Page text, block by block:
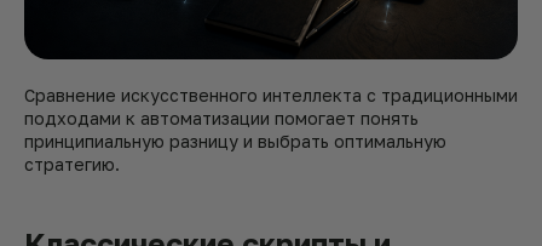
Сравнение искусственного интеллекта с традиционными
подходами к автоматизации помогает понять
принципиальную разницу и выбрать оптимальную
стратегию.